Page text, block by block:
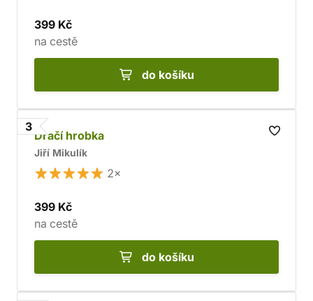
399 Kč
na cestě
do košíku
3
Dračí hrobka
Jiří Mikulík
2×
399 Kč
na cestě
do košíku